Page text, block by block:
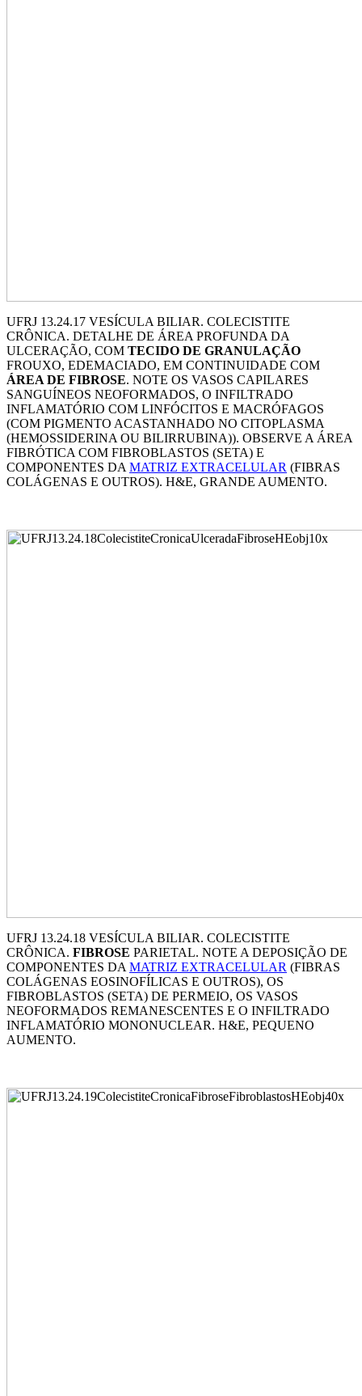
UFRJ 13.24.17 VESÍCULA BILIAR. COLECISTITE
CRÔNICA. DETALHE DE ÁREA PROFUNDA DA
ULCERAÇÃO, COM TECIDO DE GRANULAÇÃO
FROUXO, EDEMACIADO, EM CONTINUIDADE COM
ÁREA DE FIBROSE. NOTE OS VASOS CAPILARES
SANGUÍNEOS NEOFORMADOS, O INFILTRADO
INFLAMATÓRIO COM LINFÓCITOS E MACRÓFAGOS
(COM PIGMENTO ACASTANHADO NO CITOPLASMA
(HEMOSSIDERINA OU BILIRRUBINA)). OBSERVE A ÁREA
FIBRÓTICA COM FIBROBLASTOS (SETA) E
COMPONENTES DA MATRIZ EXTRACELULAR (FIBRAS
COLÁGENAS E OUTROS). H&E, GRANDE AUMENTO.
UFRJ 13.24.18 VESÍCULA BILIAR. COLECISTITE
CRÔNICA. FIBROSE PARIETAL. NOTE A DEPOSIÇÃO DE
COMPONENTES DA MATRIZ EXTRACELULAR (FIBRAS
COLÁGENAS EOSINOFÍLICAS E OUTROS), OS
FIBROBLASTOS (SETA) DE PERMEIO, OS VASOS
NEOFORMADOS REMANESCENTES E O INFILTRADO
INFLAMATÓRIO MONONUCLEAR. H&E, PEQUENO
AUMENTO.